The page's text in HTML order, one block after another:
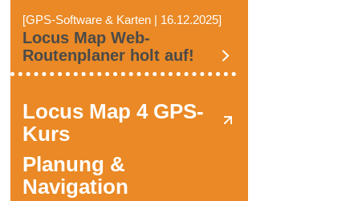
[GPS-Software & Karten | 16.12.2025]
Locus Map Web-
Routenplaner holt auf!
Locus Map 4 GPS-
Kurs
Planung &
Navigation